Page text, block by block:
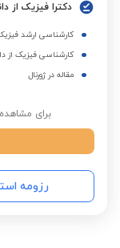
دکترا فیزیک از
کارشناسی ارشد
کارشناسی فیزیک از
مقاله در ژورنال
برای
رزومه